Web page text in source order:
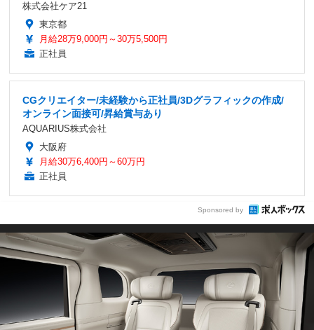
株式会社ケア21
東京都
月給28万9,000円～30万5,500円
正社員
CGクリエイター/未経験から正社員/3Dグラフィックの作成/
オンライン面接可/昇給賞与あり
AQUARIUS株式会社
大阪府
月給30万6,400円～60万円
正社員
Sponsored by